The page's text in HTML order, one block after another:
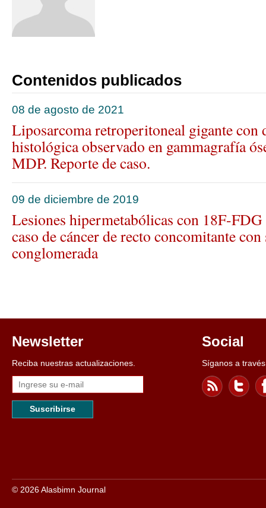
Listado completo
Contenidos publicados
08 de agosto de 2021
Liposarcoma retroperitoneal gigante con
histológica observado en gammagrafía
MDP. Reporte de caso.
09 de diciembre de 2019
Lesiones hipermetabólicas con 18F-
caso de cáncer de recto concomitante
conglomerada
Newsletter
Reciba nuestras actualizaciones.
Suscribirse
Social
Síganos a
© 2026 Alasbimn Journal